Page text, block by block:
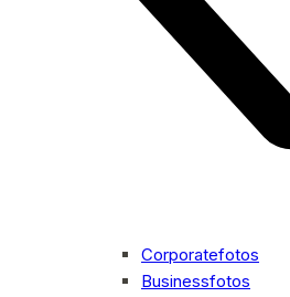
Corporatefotos
Businessfotos